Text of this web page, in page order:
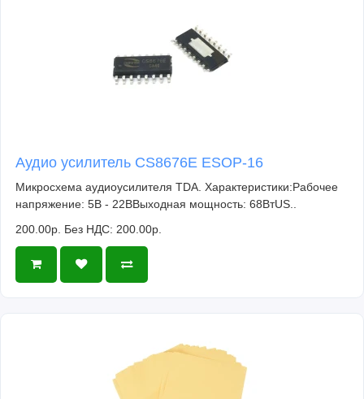
Аудио усилитель CS8676E ESOP-16
Микросхема аудиоусилителя TDA. Характеристики:Рабочее
напряжение: 5В - 22ВВыходная мощность: 68ВтUS..
200.00р. Без НДС: 200.00р.